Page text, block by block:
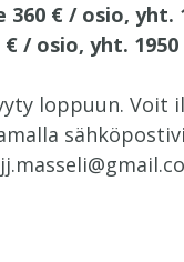
360 € / osio, yht.
€ / osio, yht. 1950
loppuun. Voit